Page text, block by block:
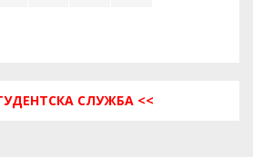
СЛУЖБА <<